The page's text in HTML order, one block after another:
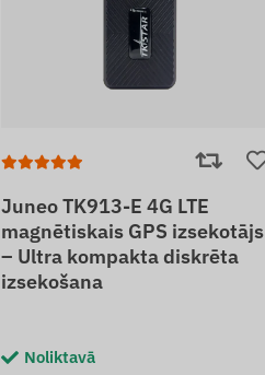
Juneo TK913-E 4G LTE
magnētiskais GPS izsekotājs
– Ultra kompakta diskrēta
izsekošana
Noliktavā